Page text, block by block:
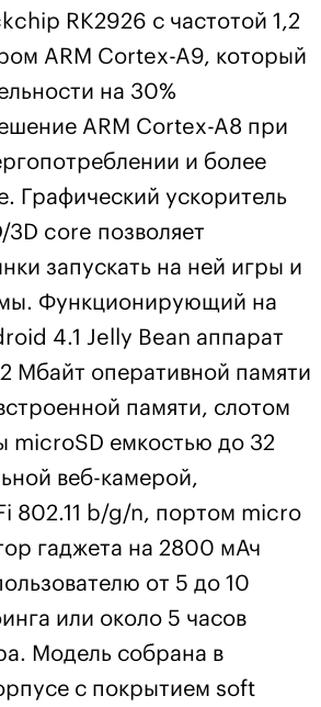
RK2926 с частотой 1,2
ARM Cortex-A9, который
на 30%
ARM Cortex-A8 при
и более
Графический ускоритель
core позволяет
запускать на ней игры и
Функционирующий на
4.1 Jelly Bean аппарат
Мбайт оперативной памяти
памяти, слотом
microSD емкостью до 32
веб-камерой,
802.11 b/g/n, портом micro
гаджета на 2800 мАч
от 5 до 10
или около 5 часов
Модель собрана в
с покрытием soft